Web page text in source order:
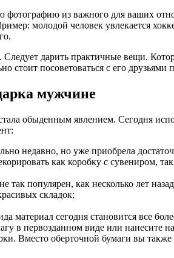
фотографию из важного для ваших
молодой человек увлекается
дарить практичные вещи.
стоит посоветоваться с его
мужчине
обыденным явлением. Сегодня
недавно, но уже приобрела
как коробку с сувениром,
так популярен, как несколько лет
складок;
материал сегодня становится все
в первозданном виде или
Вместо оберточной бумаги вы